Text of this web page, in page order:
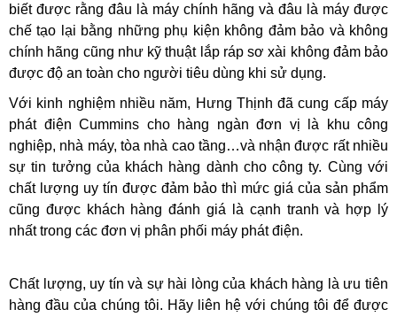
biết được rằng đâu là máy chính hãng và đâu là máy được
chế tạo lại bằng những phụ kiện không đảm bảo và không
chính hãng cũng như kỹ thuật lắp ráp sơ xài không đảm bảo
được độ an toàn cho người tiêu dùng khi sử dụng.
Với kinh nghiệm nhiều năm, Hưng Thịnh đã cung cấp máy
phát điện Cummins cho hàng ngàn đơn vị là khu công
nghiệp, nhà máy, tòa nhà cao tầng…và nhận được rất nhiều
sự tin tưởng của khách hàng dành cho công ty. Cùng với
chất lượng uy tín được đảm bảo thì mức giá của sản phẩm
cũng được khách hàng đánh giá là cạnh tranh và hợp lý
nhất trong các đơn vị phân phối máy phát điện.
Chất lượng, uy tín và sự hài lòng của khách hàng là ưu tiên
hàng đầu của chúng tôi. Hãy liên hệ với chúng tôi để được